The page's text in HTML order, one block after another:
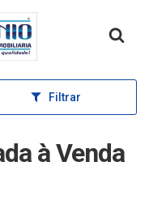
Filtrar
à Venda